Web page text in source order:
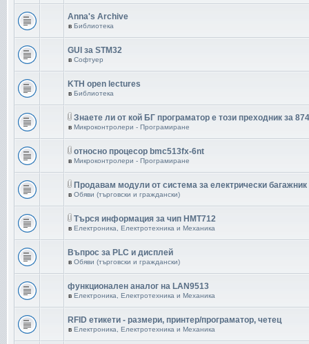
Anna's Archive
в Библиотека
GUI за STM32
в Софтуер
KTH open lectures
в Библиотека
Знаете ли от кой БГ програматор е този преходник за
в Микроконтролери - Програмиране
относно процесор bmc513fx-6nt
в Микроконтролери - Програмиране
Продавам модули от система за електрически багажник
в Обяви (търговски и граждански)
Търся информация за чип HMT712
в Електроника, Електротехника и Механика
Въпрос за PLC и дисплей
в Обяви (търговски и граждански)
функционален аналог на LAN9513
в Електроника, Електротехника и Механика
RFID етикети - размери, принтер/програматор, четец
в Електроника, Електротехника и Механика